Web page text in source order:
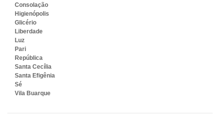
Consolação
Higienópolis
Glicério
Liberdade
Luz
Pari
República
Santa Cecília
Santa Efigênia
Sé
Vila Buarque